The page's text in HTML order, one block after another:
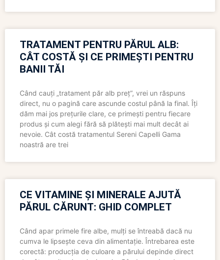
TRATAMENT PENTRU PĂRUL ALB:
CÂT COSTĂ ȘI CE PRIMEȘTI PENTRU
BANII TĂI
Când cauți „tratament păr alb preț”, vrei un răspuns
direct, nu o pagină care ascunde costul până la final. Îți
dăm mai jos prețurile clare, ce primești pentru fiecare
produs și cum alegi fără să plătești mai mult decât ai
nevoie. Cât costă tratamentul Sereni Capelli Gama
noastră are trei
CE VITAMINE ȘI MINERALE AJUTĂ
PĂRUL CĂRUNT: GHID COMPLET
Când apar primele fire albe, mulți se întreabă dacă nu
cumva le lipsește ceva din alimentație. Întrebarea este
corectă: producția de culoare a părului depinde direct